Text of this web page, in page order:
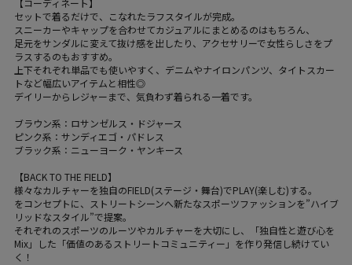
【コーディネート】
セットで着るだけで、こなれたラフスタイルが完成。
スニーカーやキャップを合わせてカジュアルにまとめるのはもちろん、
足元をサンダルに変えて抜け感を出したり、アクセサリーで女性らしさをプ
ラスするのもおすすめ。
上下それぞれ単品でも使いやすく、デニムやナイロンパンツ、タイトスカー
トなど幅広いアイテムと相性◎
デイリーからレジャーまで、気負わず着られる一着です。
ブラウン系：ロサンゼルス・ドジャース
ピンク系：サンディエゴ・パドレス
ブラック系：ニューヨーク・ヤンキース
【BACK TO THE FIELD】
様々なカルチャーを独自のFIELD(ステージ・舞台)でPLAY(楽しむ)する。
をコンセプトに、ストリートシーンへ新たなスポーツファッションを”ハイブ
リッドなスタイル”で提案。
それぞれのスポーツのルーツやカルチャーを大切にし、「独自性と遊び心を
Mix」した「価値のあるストリートコミュニティー」を作り発信し続けてい
く！